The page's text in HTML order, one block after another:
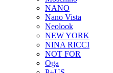
NANO
Nano Vista
Neolook
NEW YORK
NINA RICCI
NOT FOR
Oga